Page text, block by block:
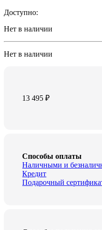
Доступно:
Нет в наличии
Нет в наличии
13 495₽
Способы оплаты
Наличными и
Кредит
Подарочный